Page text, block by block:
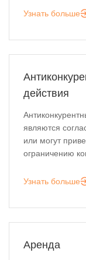
Узнать больше
действия
являются
или могут
ограничению
Узнать больше
Аренда